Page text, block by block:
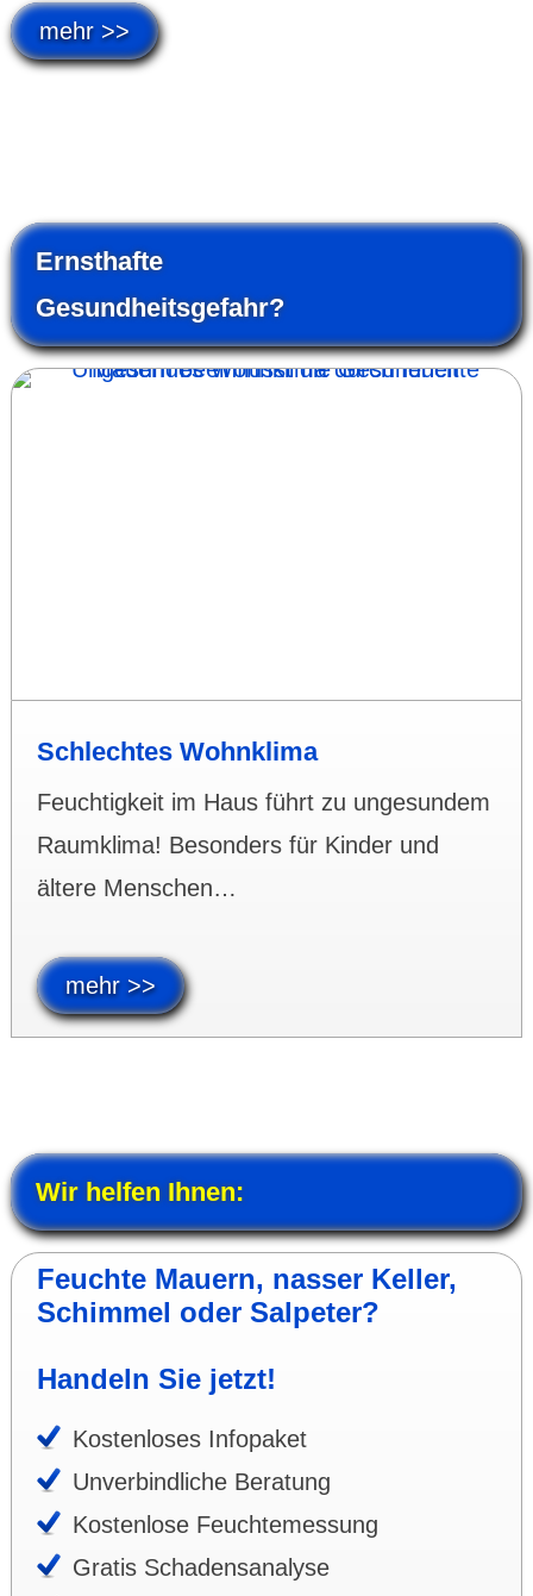
mehr >>
Ernsthafte
Gesund­heits­gefahr?
Schlechtes Wohn­klima
Feuchtigkeit im Haus führt zu unge­sundem
Raum­klima! Besonders für Kinder und
ältere Menschen…
mehr >>
Wir helfen Ihnen:
Feuchte Mauern, nasser Keller,
Schimmel oder Salpeter?
Handeln Sie jetzt!
Kosten­loses Info­paket
Unver­bind­liche Bera­tung
Kosten­lose Feuchte­messung
Gratis Schadens­analyse